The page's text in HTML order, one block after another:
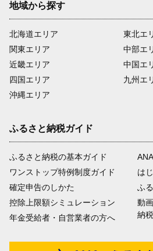
地域から探す
北海道エリア
関東エリア
近畿エリア
四国エリア
沖縄エリア
東北エ
中部エ
中国エ
九州エ
ふるさと納税ガイド
ふるさと納税の基本ガイド
ワンストップ特例制度ガイド
確定申告のしかた
控除上限額シミュレーション
年金受給者・自営業者の方へ
は
ふ
動
納税